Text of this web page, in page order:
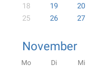
18
19 20
25
26 27
November
Mo Di Mi